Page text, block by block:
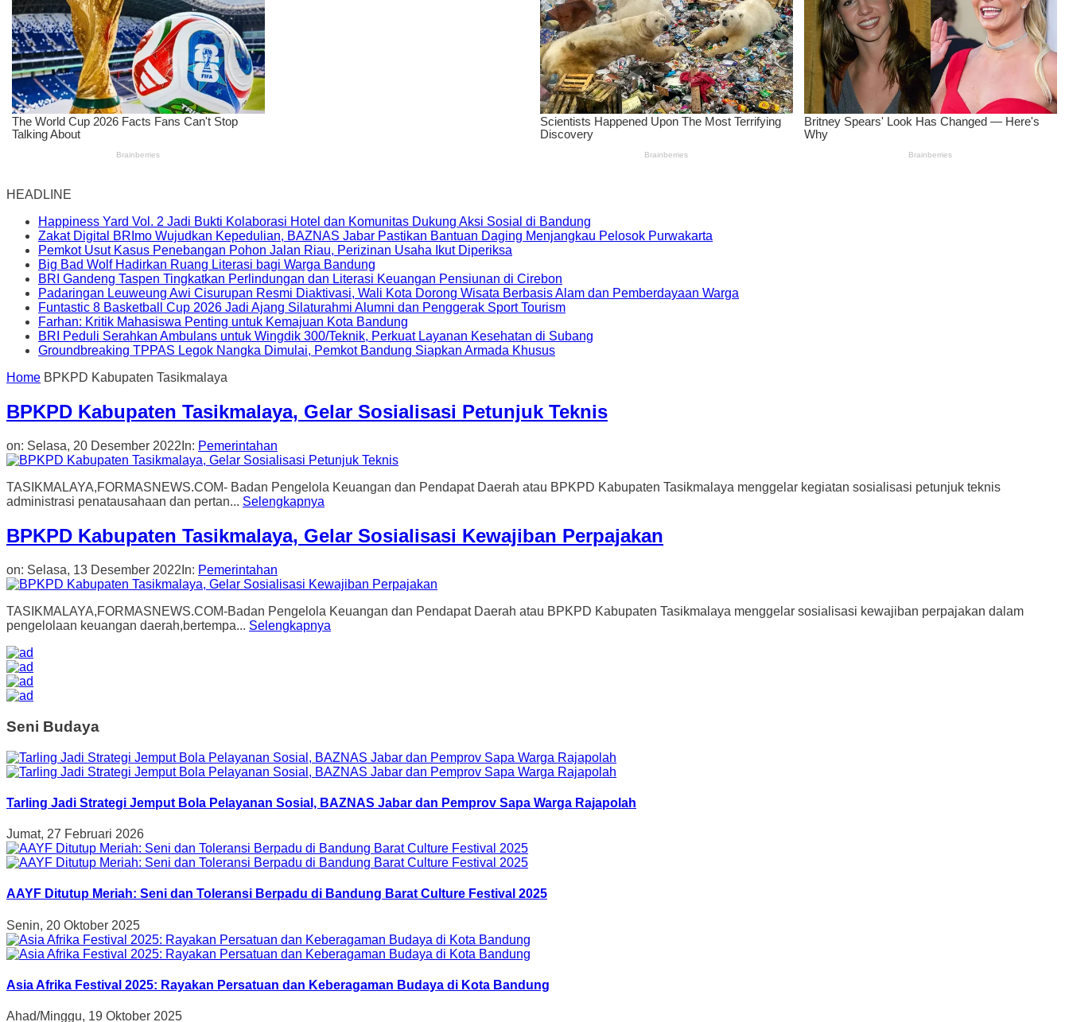
HEADLINE
Happiness Yard Vol. 2 Jadi Bukti Kolaborasi Hotel dan Komunitas Dukung Aksi Sosial di Bandung
Zakat Digital BRImo Wujudkan Kepedulian, BAZNAS Jabar Pastikan Bantuan Daging Menjangkau Pelosok Purwakarta
Pemkot Usut Kasus Penebangan Pohon Jalan Riau, Perizinan Usaha Ikut Diperiksa
Big Bad Wolf Hadirkan Ruang Literasi bagi Warga Bandung
BRI Gandeng Taspen Tingkatkan Perlindungan dan Literasi Keuangan Pensiunan di Cirebon
Padaringan Leuweung Awi Cisurupan Resmi Diaktivasi, Wali Kota Dorong Wisata Berbasis Alam dan Pemberdayaan Warga
Funtastic 8 Basketball Cup 2026 Jadi Ajang Silaturahmi Alumni dan Penggerak Sport Tourism
Farhan: Kritik Mahasiswa Penting untuk Kemajuan Kota Bandung
BRI Peduli Serahkan Ambulans untuk Wingdik 300/Teknik, Perkuat Layanan Kesehatan di Subang
Groundbreaking TPPAS Legok Nangka Dimulai, Pemkot Bandung Siapkan Armada Khusus
Home BPKPD Kabupaten Tasikmalaya
BPKPD Kabupaten Tasikmalaya, Gelar Sosialisasi Petunjuk Teknis
on: Selasa, 20 Desember 2022 In: Pemerintahan
TASIKMALAYA,FORMASNEWS.COM- Badan Pengelola Keuangan dan Pendapat Daerah atau BPKPD Kabupaten Tasikmalaya menggelar kegiatan sosialisasi petunjuk teknis
administrasi penatausahaan dan pertan... Selengkapnya
BPKPD Kabupaten Tasikmalaya, Gelar Sosialisasi Kewajiban Perpajakan
on: Selasa, 13 Desember 2022 In: Pemerintahan
TASIKMALAYA,FORMASNEWS.COM-Badan Pengelola Keuangan dan Pendapat Daerah atau BPKPD Kabupaten Tasikmalaya menggelar sosialisasi kewajiban perpajakan dalam
pengelolaan keuangan daerah,bertempa... Selengkapnya
Seni Budaya
Tarling Jadi Strategi Jemput Bola Pelayanan Sosial, BAZNAS Jabar dan Pemprov Sapa Warga Rajapolah
Jumat, 27 Februari 2026
AAYF Ditutup Meriah: Seni dan Toleransi Berpadu di Bandung Barat Culture Festival 2025
Senin, 20 Oktober 2025
Asia Afrika Festival 2025: Rayakan Persatuan dan Keberagaman Budaya di Kota Bandung
Ahad/Minggu, 19 Oktober 2025